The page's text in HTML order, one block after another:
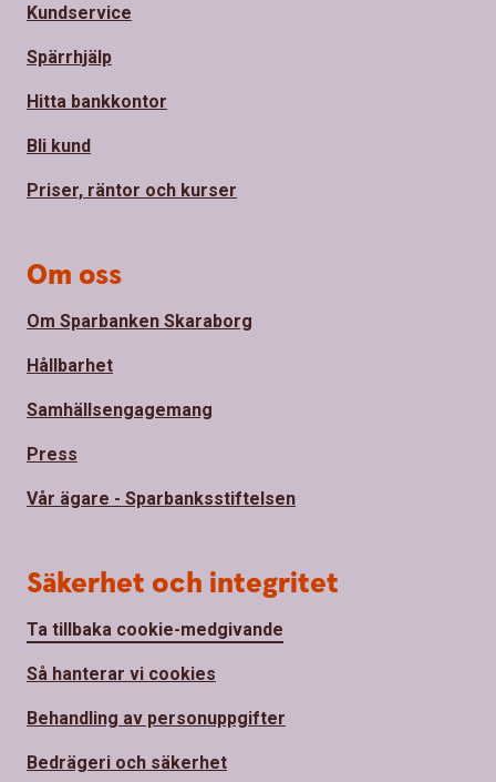
Kundservice
Spärrhjälp
Hitta bankkontor
Bli kund
Priser, räntor och kurser
Om oss
Om Sparbanken Skaraborg
Hållbarhet
Samhällsengagemang
Press
Vår ägare - Sparbanksstiftelsen
Säkerhet och integritet
Ta tillbaka cookie-medgivande
Så hanterar vi cookies
Behandling av personuppgifter
Bedrägeri och säkerhet